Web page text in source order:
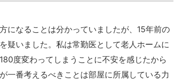
になることは分かっていましたが、15年前の
疑いました。私は常勤医として老人ホームに
度変わってしまうことに不安を感じたから
一番考えるべきことは部屋に所属している力